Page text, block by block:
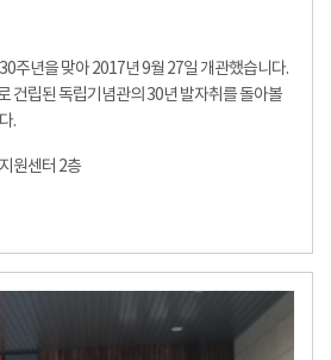
주년을 맞아 2017년 9월 27일 개관했습니다.
건립된 독립기념관의 30년 발자취를 돌아볼
.
원센터 2층